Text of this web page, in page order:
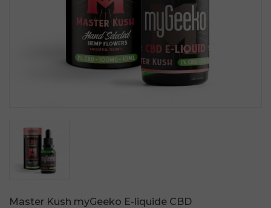
Master Kush myGeeko E-liquide CBD